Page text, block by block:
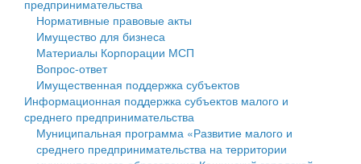
Государственные услуги
Промышленность и АПК
Экономика и бизнес
...
Символика
Устав
Гостям округа
Туризм
Культура
муниципального округа Тверской области
Администрация Кашинского муниципального округа
Тверской области
Управление сельскими территориями
Открытые данные
Финансовое управление
Бюджет для граждан
Имущество
Выявление правообладателей ранее учтенных
объектов недвижимости
предпринимательства
Нормативные правовые акты
Имущество для бизнеса
Материалы Корпорации МСП
Вопрос-ответ
Имущественная поддержка субъектов
Информационная поддержка субъектов малого и
среднего предпринимательства
Муниципальная программа «Развитие малого и
среднего предпринимательства на территории